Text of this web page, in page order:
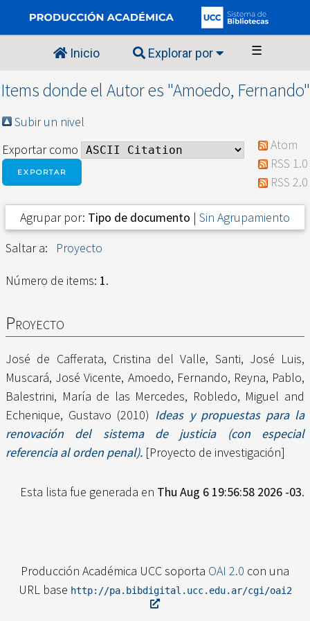
Inicio Explorar por ☰
Items donde el Autor es "Amoedo, Fernando"
Subir un nivel
Exportar como
Atom
RSS 1.0
RSS 2.0
Agrupar por: Tipo de documento | Sin Agrupamiento
Saltar a:
Proyecto
Número de items: 1.
Proyecto
José de Cafferata, Cristina del Valle, Santi, José Luis,
Muscará, José Vicente, Amoedo, Fernando, Reyna, Pablo,
Balestrini, María de las Mercedes, Robledo, Miguel and
Echenique, Gustavo (2010) Ideas y propuestas para la
renovación del sistema de justicia (con especial
referencia al orden penal). [Proyecto de investigación]
Esta lista fue generada en Thu Aug 6 19:56:58 2026 -03.
Producción Académica UCC soporta OAI 2.0 con una
URL base http://pa.bibdigital.ucc.edu.ar/cgi/oai2